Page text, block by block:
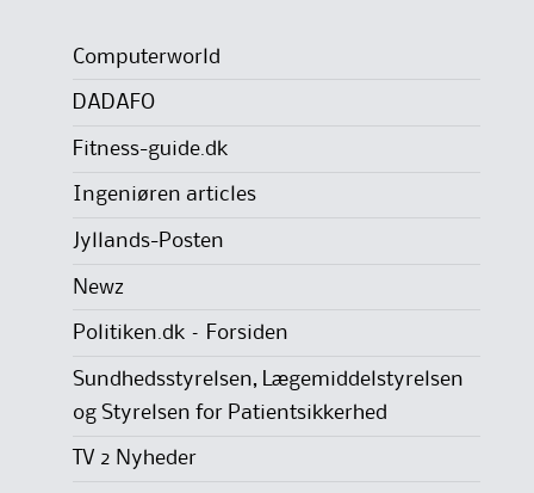
Computerworld
DADAFO
Fitness-guide.dk
Ingeniøren articles
Jyllands-Posten
Newz
Politiken.dk – Forsiden
Sundhedsstyrelsen, Lægemiddelstyrelsen
og Styrelsen for Patientsikkerhed
TV 2 Nyheder